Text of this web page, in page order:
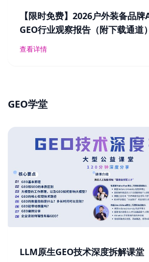
【限时免费】2026户外装备品牌
GEO行业观察报告（附下载通道）
查看详情
GEO学堂
LLM原生GEO技术深度拆解课堂